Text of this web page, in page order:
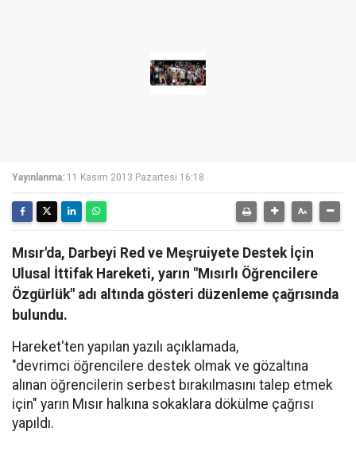
Yayınlanma: 11 Kasım 2013 Pazartesi 16:18
Mısır'da, Darbeyi Red ve Meşruiyete Destek İçin
Ulusal İttifak Hareketi, yarın "Mısırlı Öğrencilere
Özgürlük" adı altında gösteri düzenleme çağrısında
bulundu.
Hareket'ten yapılan yazılı açıklamada,
"devrimci öğrencilere destek olmak ve gözaltına
alınan öğrencilerin serbest bırakılmasını talep etmek
için" yarın Mısır halkına sokaklara dökülme çağrısı
yapıldı.